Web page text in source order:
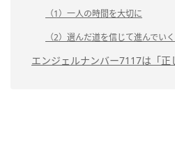
（1）一人の時間を大切に
（2）選んだ道を信じて進んでいく
エンジェルナンバー7117は「正